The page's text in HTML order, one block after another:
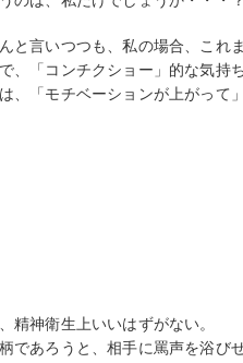
と言いつつも、私の場合、これ
、「コンチクショー」的な気持
、「モチベーションが上がって
精神衛生上いいはずがない。
であろうと、相手に罵声を浴び